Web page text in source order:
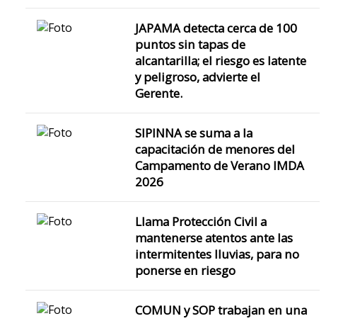
JAPAMA detecta cerca de 100
puntos sin tapas de
alcantarilla; el riesgo es latente
y peligroso, advierte el
Gerente.
SIPINNA se suma a la
capacitación de menores del
Campamento de Verano IMDA
2026
Llama Protección Civil a
mantenerse atentos ante las
intermitentes lluvias, para no
ponerse en riesgo
COMUN y SOP trabajan en una